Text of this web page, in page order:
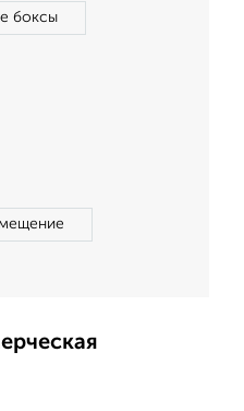
боксы